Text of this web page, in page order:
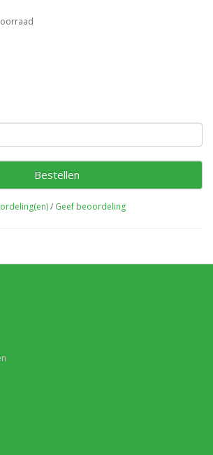
Bestellen
/ Geef beoordeling